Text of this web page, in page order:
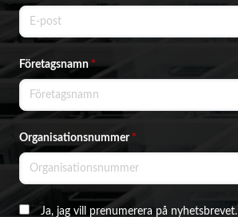
Företagsnamn*
Organisationsnummer *
Ja, jag vill prenumerera på nyhetsbrevet.